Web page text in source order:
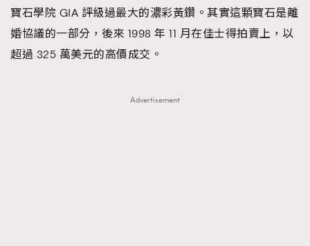
寶石學院 GIA 評級過最大的濃彩黃鑽。其實這顆寶石是離
婚協議的一部分，後來 1998 年 11 月在佳士得拍賣上，以
超過 325 萬美元的高價成交。
Advertisement